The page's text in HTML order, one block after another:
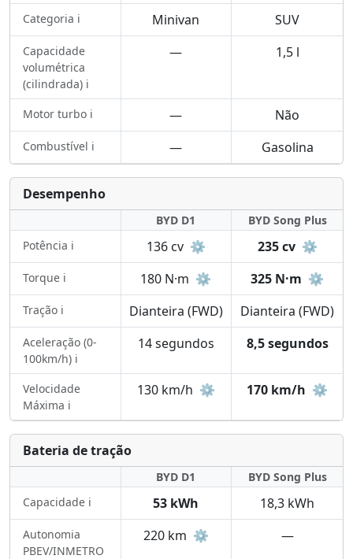
Categoria ℹ️ Minivan SUV
Capacidade
volumétrica
(cilindrada) ℹ️
— 1,5 l
Motor turbo ℹ️ — Não
Combustível ℹ️ — Gasolina
Desempenho
BYD D1
BYD Song Plus
Potência ℹ️
136 cv ⚙️ 235 cv ⚙️
Torque ℹ️ 180 N·m ⚙️ 325 N·m ⚙️
Tração ℹ️ Dianteira (FWD) Dianteira (FWD)
Aceleração (0-
100km/h) ℹ️
14 segundos 8,5 segundos
Velocidade
Máxima ℹ️
130 km/h ⚙️ 170 km/h ⚙️
Bateria de tração
BYD D1
BYD Song Plus
Capacidade ℹ️
53 kWh 18,3 kWh
Autonomia
PBEV/INMETRO
220 km ⚙️ —